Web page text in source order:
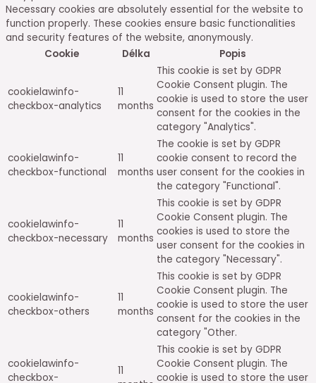
Necessary cookies are absolutely essential for the website to
function properly. These cookies ensure basic functionalities
and security features of the website, anonymously.
Cookie
Délka Popis
cookielawinfo-
checkbox-analytics
11
months
This cookie is set by GDPR
Cookie Consent plugin. The
cookie is used to store the user
consent for the cookies in the
category "Analytics".
cookielawinfo-
checkbox-functional
11
months
The cookie is set by GDPR
cookie consent to record the
user consent for the cookies in
the category "Functional".
cookielawinfo-
checkbox-necessary
11
months
This cookie is set by GDPR
Cookie Consent plugin. The
cookies is used to store the
user consent for the cookies in
the category "Necessary".
cookielawinfo-
checkbox-others
11
months
This cookie is set by GDPR
Cookie Consent plugin. The
cookie is used to store the user
consent for the cookies in the
category "Other.
cookielawinfo-
checkbox-
11
This cookie is set by GDPR
Cookie Consent plugin. The
cookie is used to store the user